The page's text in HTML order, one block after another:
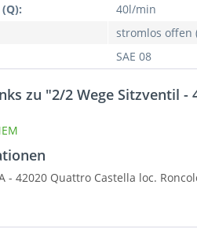
40l/min
stromlos offen
SAE 08
zu "2/2 Wege Sitzventil -
- 42020 Quattro Castella loc.